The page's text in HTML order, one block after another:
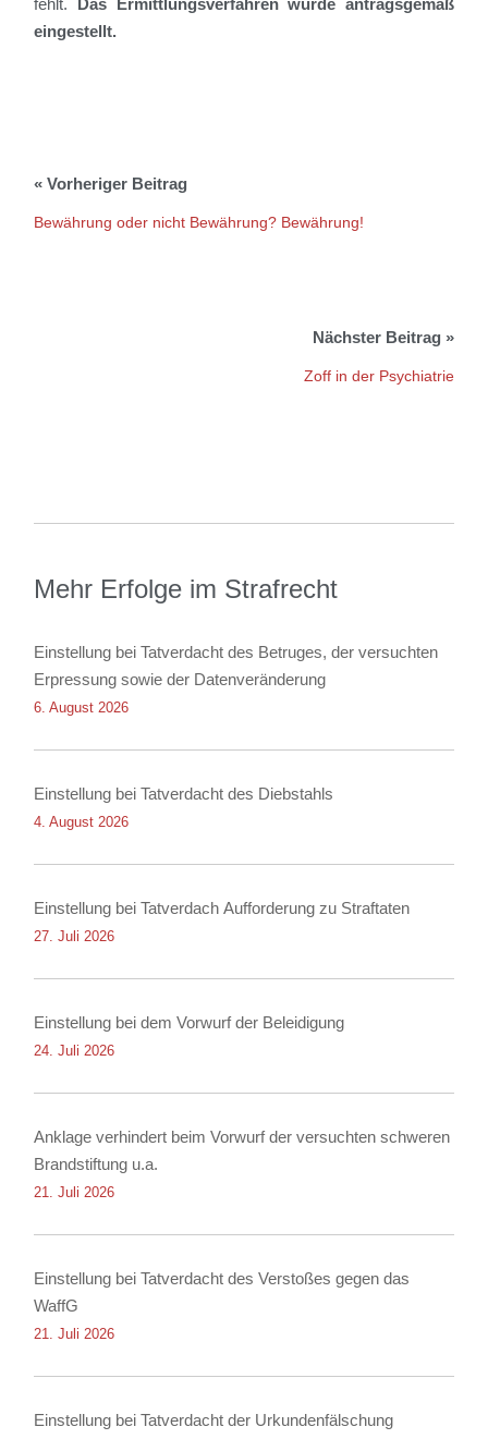
fehlt. Das Ermittlungsverfahren wurde antragsgemäß
eingestellt.
Bewährung oder nicht Bewährung? Bewährung!
Zoff in der Psychiatrie
Mehr Erfolge im Strafrecht
Einstellung bei Tatverdacht des Betruges, der versuchten
Erpressung sowie der Datenveränderung
6. August 2026
Einstellung bei Tatverdacht des Diebstahls
4. August 2026
Einstellung bei Tatverdach Aufforderung zu Straftaten
27. Juli 2026
Einstellung bei dem Vorwurf der Beleidigung
24. Juli 2026
Anklage verhindert beim Vorwurf der versuchten schweren
Brandstiftung u.a.
21. Juli 2026
Einstellung bei Tatverdacht des Verstoßes gegen das
WaffG
21. Juli 2026
Einstellung bei Tatverdacht der Urkundenfälschung